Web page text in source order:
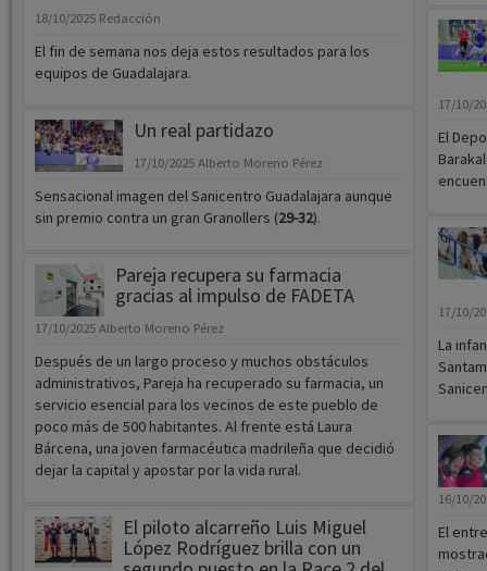
18/10/2025 Redacción
El fin de semana nos deja estos resultados para los
equipos de Guadalajara.
Un real partidazo
17/10/2025 Alberto Moreno Pérez
Sensacional imagen del Sanicentro Guadalajara aunque
sin premio contra un gran Granollers (29-32).
Pareja recupera su farmacia
gracias al impulso de FADETA
17/10/2025 Alberto Moreno Pérez
Después de un largo proceso y muchos obstáculos
administrativos, Pareja ha recuperado su farmacia, un
servicio esencial para los vecinos de este pueblo de
poco más de 500 habitantes. Al frente está Laura
Bárcena, una joven farmacéutica madrileña que decidió
dejar la capital y apostar por la vida rural.
El piloto alcarreño Luis Miguel
López Rodríguez brilla con un
17/10/
El
17/10/
La
16/10/
El